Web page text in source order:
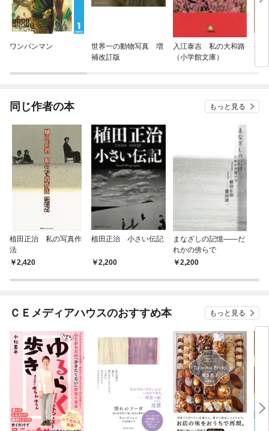
ワンパンマン
世界一の動物写真 増
補改訂版
入江泰吉 私の大和路
（小学館文庫）
鵺
同じ作者の本 もっと見る
植田正治 私の写真作
法
2,420
植田正治 小さい伝記
2,200
まなざしの記憶――だ
れかの傍らで
2,200
ＣＥメディアハウスのおすすめ本 もっと見る